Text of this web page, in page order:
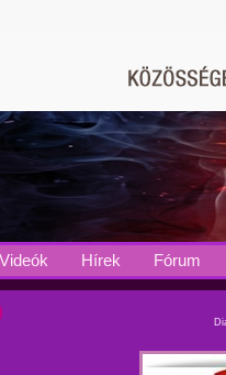
Videók Hírek Fórum